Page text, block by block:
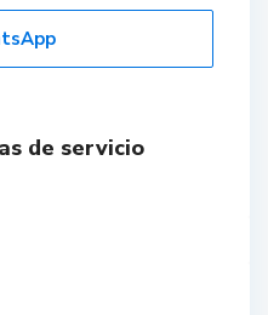
de servicio